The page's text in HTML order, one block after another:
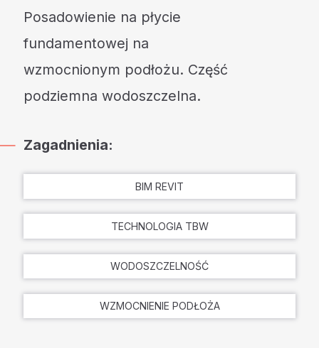
Posadowienie na płycie
fundamentowej na
wzmocnionym podłożu. Część
podziemna wodoszczelna.
Zagadnienia:
BIM REVIT
TECHNOLOGIA TBW
WODOSZCZELNOŚĆ
WZMOCNIENIE PODŁOŻA